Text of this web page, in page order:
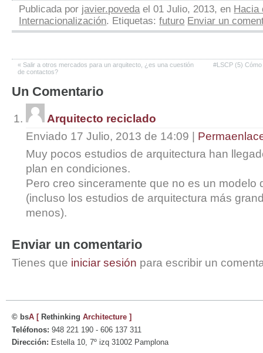
Publicada por javier.povedael 01 Julio, 2013, en Hacia
Internacionalización. Etiquetas:futuro Enviar un
« Salir a otros mercados para un arquitecto, ¿es una cuestión
de contactos?
#LSCP (5)
Un Comentario
Arquitecto reciclado
Enviado 17 Julio, 2013 de 14:09
Muy pocos estudios de arquitectura han
plan en condiciones.
Pero creo sinceramente que no es un modelo
(incluso los estudios de arquitectura más
menos).
Enviar un comentario
Tienes que iniciar sesión para escribir un
© bsA [Rethinking Architecture ]
Teléfonos: 948 221 190 - 606 137 311
Dirección: Estella 10, 7º izq 31002 Pamplona